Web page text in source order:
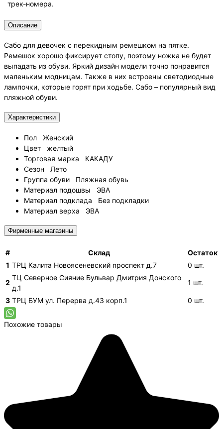
трек-номера.
Описание
Сабо для девочек с перекидным ремешком на пятке.
Ремешок хорошо фиксирует стопу, поэтому ножка не будет
выпадать из обуви. Яркий дизайн модели точно понравится
маленьким модницам. Также в них встроены светодиодные
лампочки, которые горят при ходьбе. Сабо – популярный вид
пляжной обуви.
Характеристики
Пол
Женский
Цвет
желтый
Торговая марка
КАКАДУ
Сезон
Лето
Группа обуви
Пляжная обувь
Материал подошвы
ЭВА
Материал подклада
Без подкладки
Материал верха
ЭВА
Фирменные магазины
# Склад
Остаток
1 ТРЦ Калита Новоясеневский проспект д.7 0 шт.
2
ТЦ Северное Сияние Бульвар Дмитрия Донского
д.1
1 шт.
3 ТРЦ БУМ ул. Перерва д.43 корп.1 0 шт.
Похожие товары